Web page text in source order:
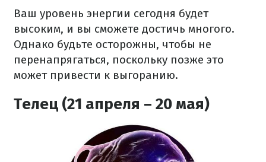
Ваш уровень энергии сегодня будет
высоким, и вы сможете достичь многого.
Однако будьте осторожны, чтобы не
перенапрягаться, поскольку позже это
может привести к выгоранию.
Телец (21 апреля – 20 мая)